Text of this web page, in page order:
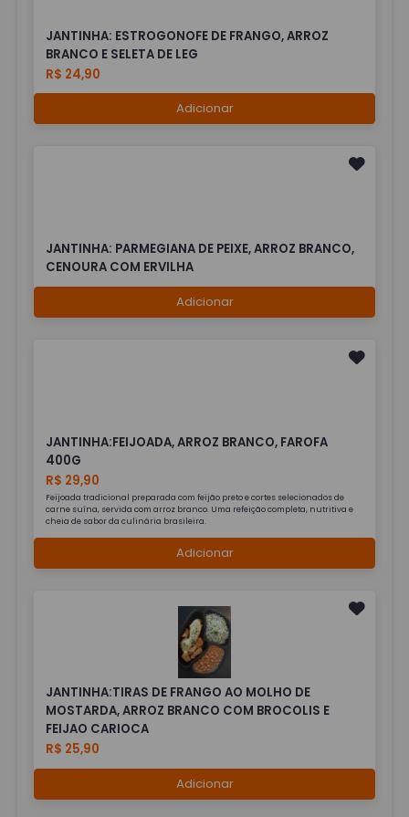
JANTINHA: ESTROGONOFE DE FRANGO, ARROZ
BRANCO E SELETA DE LEG
R$ 24,90
Adicionar
JANTINHA: PARMEGIANA DE PEIXE, ARROZ BRANCO,
CENOURA COM ERVILHA
Adicionar
JANTINHA:FEIJOADA, ARROZ BRANCO, FAROFA
400G
R$ 29,90
Feijoada tradicional preparada com feijão preto e cortes selecionados de
carne suína, servida com arroz branco. Uma refeição completa, nutritiva e
cheia de sabor da culinária brasileira.
Adicionar
JANTINHA:TIRAS DE FRANGO AO MOLHO DE
MOSTARDA, ARROZ BRANCO COM BROCOLIS E
FEIJAO CARIOCA
R$ 25,90
Adicionar